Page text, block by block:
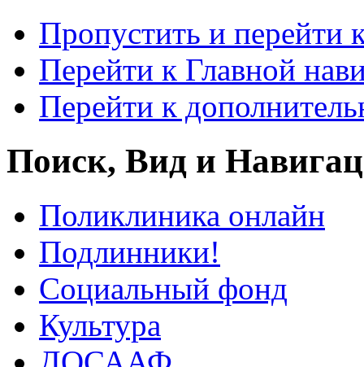
Пропустить и перейти
Перейти к Главной
Перейти к
Поиск, Вид и
Поликлиника онлайн
Подлинники!
Социальный фонд
Культура